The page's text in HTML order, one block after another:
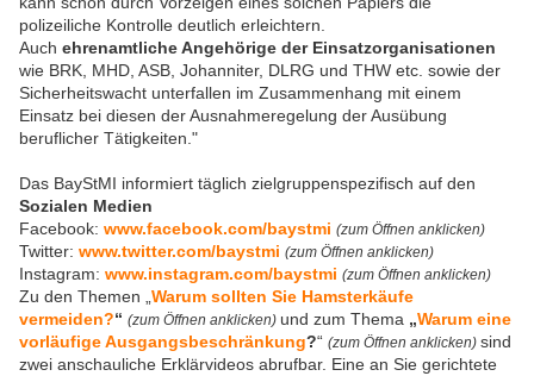
polizeiliche Kontrolle deutlich erleichtern.
Auch ehrenamtliche Angehörige der Einsatzorganisationen
wie BRK, MHD, ASB, Johanniter, DLRG und THW etc. sowie der
Sicherheitswacht unterfallen im Zusammenhang mit einem
Einsatz bei diesen der Ausnahmeregelung der Ausübung
beruflicher Tätigkeiten."
Das BayStMI informiert täglich zielgruppenspezifisch auf den
Sozialen Medien
Facebook: www.facebook.com/baystmi (zum Öffnen anklicken)
Twitter: www.twitter.com/baystmi (zum Öffnen anklicken)
Instagram: www.instagram.com/baystmi (zum Öffnen anklicken)
Zu den Themen „ Warum sollten Sie Hamsterkäufe
vermeiden?“ (zum Öffnen anklicken) und zum Thema „Warum eine
vorläufige Ausgangsbeschränkung?“ (zum Öffnen anklicken) sind
zwei anschauliche Erklärvideos abrufbar. Eine an Sie gerichtete